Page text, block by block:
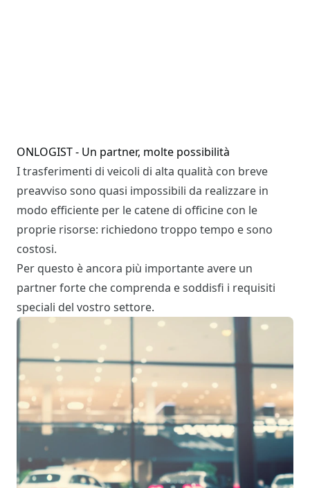
ONLOGIST - Un partner, molte possibilità
I trasferimenti di veicoli di alta qualità con breve
preavviso sono quasi impossibili da realizzare in
modo efficiente per le catene di officine con le
proprie risorse: richiedono troppo tempo e sono
costosi.
Per questo è ancora più importante avere un
partner forte che comprenda e soddisfi i requisiti
speciali del vostro settore.